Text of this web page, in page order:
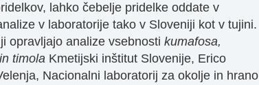
lahko čebelje pridelke oddate v
v laboratorije tako v Sloveniji kot v tujini.
opravljajo analize vsebnosti kumafosa,
timola Kmetijski inštitut Slovenije, Erico
Nacionalni laboratorij za okolje in hrano